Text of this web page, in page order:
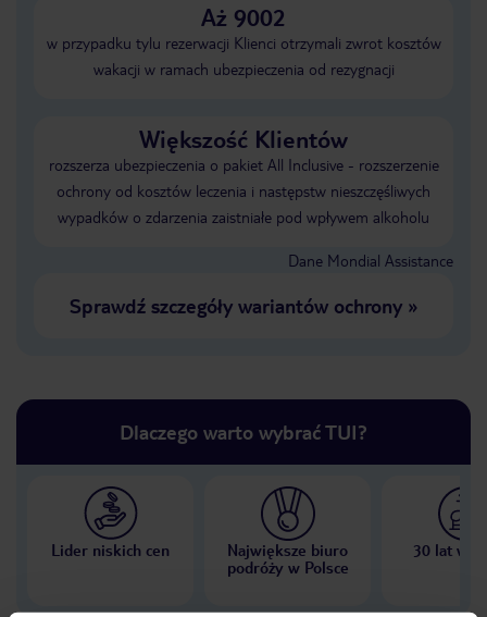
Aż 9002
w przypadku tylu rezerwacji Klienci otrzymali zwrot kosztów
wakacji w ramach ubezpieczenia od rezygnacji
Większość Klientów
rozszerza ubezpieczenia o pakiet All Inclusive - rozszerzenie
ochrony od kosztów leczenia i następstw nieszczęśliwych
wypadków o zdarzenia zaistniałe pod wpływem alkoholu
Dane Mondial Assistance
Sprawdź szczegóły wariantów ochrony»
Dlaczego warto wybrać TUI?
Lider niskich cen
Największe biuro
podróży w Polsce
30 lat w